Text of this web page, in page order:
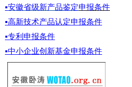
▪安徽省级新产品鉴定申报条件
▪高新技术产品认定申报条件
▪专利申报条件
▪中小企业创新基金申报条件